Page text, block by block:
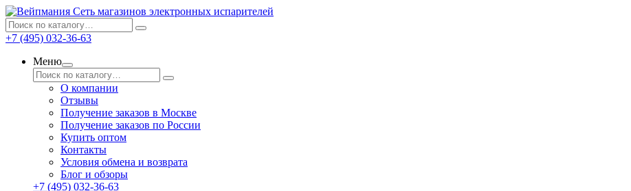
Сеть магазинов электронных испарителей
+7 (495) 032-36-63
Меню
О компании
Отзывы
Получение заказов в Москве
Получение заказов по России
Купить оптом
Контакты
Условия обмена и возврата
Блог и обзоры
+7 (495) 032-36-63